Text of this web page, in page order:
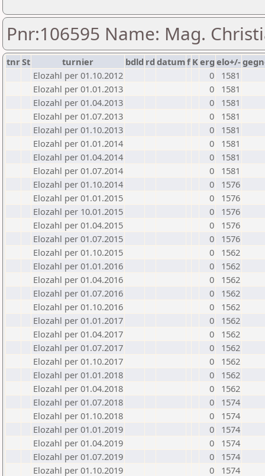
Pnr:106595 Name: Mag.
tnrSt turnier bdld rd datumf Kerg elo+/-
Elozahl per 01.10.2012
0
1581
Elozahl per 01.01.2013
0
1581
Elozahl per 01.04.2013
0
1581
Elozahl per 01.07.2013
0
1581
Elozahl per 01.10.2013
0
1581
Elozahl per 01.01.2014
0
1581
Elozahl per 01.04.2014
0
1581
Elozahl per 01.07.2014
0
1581
Elozahl per 01.10.2014
0
1576
Elozahl per 01.01.2015
0
1576
Elozahl per 10.01.2015
0
1576
Elozahl per 01.04.2015
0
1576
Elozahl per 01.07.2015
0
1576
Elozahl per 01.10.2015
0
1562
Elozahl per 01.01.2016
0
1562
Elozahl per 01.04.2016
0
1562
Elozahl per 01.07.2016
0
1562
Elozahl per 01.10.2016
0
1562
Elozahl per 01.01.2017
0
1562
Elozahl per 01.04.2017
0
1562
Elozahl per 01.07.2017
0
1562
Elozahl per 01.10.2017
0
1562
Elozahl per 01.01.2018
0
1562
Elozahl per 01.04.2018
0
1562
Elozahl per 01.07.2018
0
1574
Elozahl per 01.10.2018
0
1574
Elozahl per 01.01.2019
0
1574
Elozahl per 01.04.2019
0
1574
Elozahl per 01.07.2019
0
1574
Elozahl per 01.10.2019
0
1574